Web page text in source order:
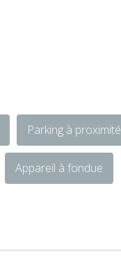
Parking à proximité
Appareil à fondue